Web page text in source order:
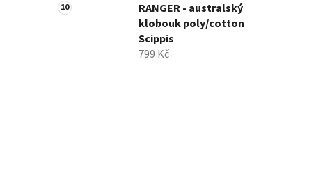
RANGER - australský
klobouk poly/cotton
Scippis
799 Kč